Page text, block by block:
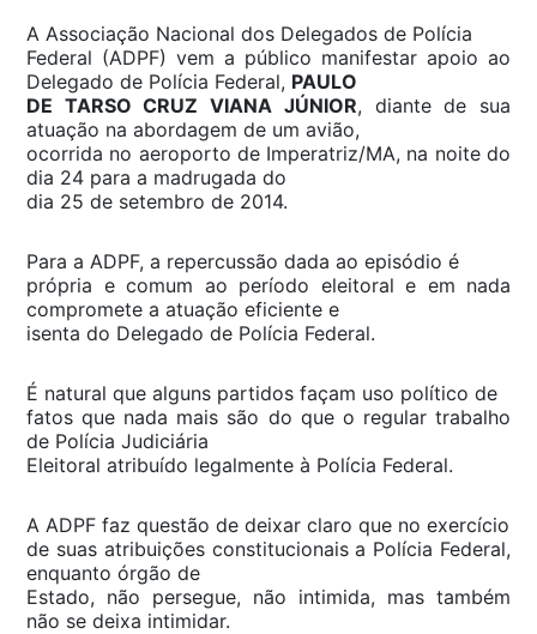
A Associação Nacional dos Delegados de Polícia
Federal (ADPF) vem a público manifestar apoio ao
Delegado de Polícia Federal, PAULO
DE TARSO CRUZ VIANA JÚNIOR, diante de sua
atuação na abordagem de um avião,
ocorrida no aeroporto de Imperatriz/MA, na noite do
dia 24 para a madrugada do
dia 25 de setembro de 2014.
Para a ADPF, a repercussão dada ao episódio é
própria e comum ao período eleitoral e em nada
compromete a atuação eficiente e
isenta do Delegado de Polícia Federal.
É natural que alguns partidos façam uso político de
fatos que nada mais são do que o regular trabalho
de Polícia Judiciária
Eleitoral atribuído legalmente à Polícia Federal.
A ADPF faz questão de deixar claro que no exercício
de suas atribuições constitucionais a Polícia Federal,
enquanto órgão de
Estado, não persegue, não intimida, mas também
não se deixa intimidar.